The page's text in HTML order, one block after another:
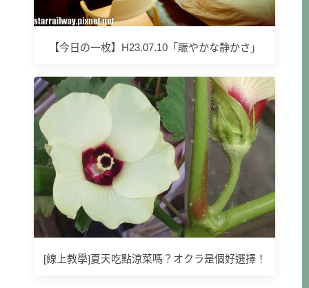
【今日の一枚】H23.07.10「賑やかな静かさ」
[線上教學]夏天吃點涼菜嗎？オクラ是個好選擇！